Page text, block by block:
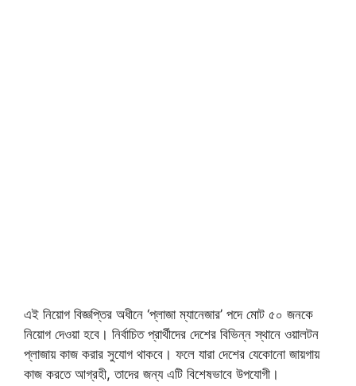
এই নিয়োগ বিজ্ঞপ্তির অধীনে ‘প্লাজা ম্যানেজার’ পদে মোট ৫০ জনকে
নিয়োগ দেওয়া হবে। নির্বাচিত প্রার্থীদের দেশের বিভিন্ন স্থানে ওয়ালটন
প্লাজায় কাজ করার সুযোগ থাকবে। ফলে যারা দেশের যেকোনো জায়গায়
কাজ করতে আগ্রহী, তাদের জন্য এটি বিশেষভাবে উপযোগী।